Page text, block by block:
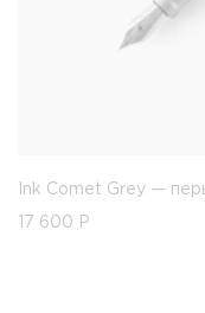
Ink Comet Grey —
17 600 Р